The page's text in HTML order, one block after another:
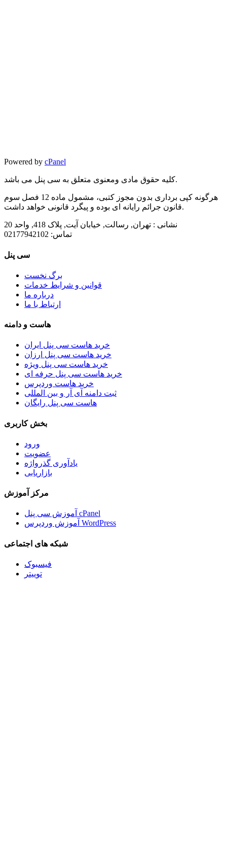
Powered by cPanel
کلیه حقوق مادی ومعنوی متعلق به سی پنل می باشد.
هرگونه کپی برداری بدون مجوز کتبی، مشمول ماده 12 فصل سوم
قانون جرائم رایانه ای بوده و پیگرد قانونی خواهد داشت.
نشانی : تهران, رسالت, خیابان آیت, پلاک 418, واحد 20
تماس:
سی پنل
برگ نخست
قوانین و شرایط خدمات
درباره ما
ارتباط با ما
هاست و دامنه
خرید هاست سی پنل ایران
خرید هاست سی پنل ارزان
خرید هاست سی پنل ویژه
خرید هاست سی پنل حرفه ای
خرید هاست وردپرس
ثبت دامنه آی آر و بین المللی
هاست سی پنل رایگان
بخش کاربری
ورود
عضویت
یادآوری گذرواژه
بازاریابی
مرکز آموزش
آموزش سی پنل cPanel
آموزش وردپرس WordPress
شبکه های اجتماعی
فیسبوک
توییتر